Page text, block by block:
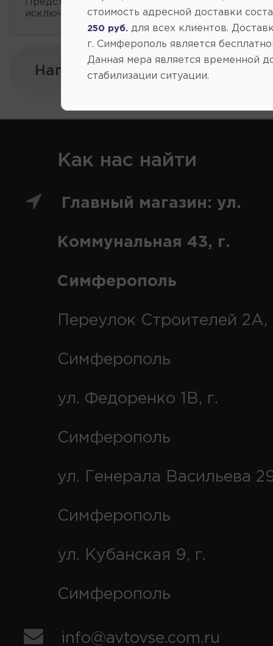
Представленные данные о запчастях на этой
исключительно информационный характер.
Напишите нам:
Как нас найти
Главный магазин: ул.
Коммунальная 43, г.
Симферополь
Переулок Строителей 2А,
Симферополь
ул. Федоренко 1В, г.
Симферополь
ул. Генерала Васильева
Симферополь
ул. Кубанская 9, г.
Симферополь
info@avtovse.com.ru
стоимость адресной доставки
250 руб. для всех клиентов.
г. Симферополь является
Данная мера является временной
стабилизации ситуации.